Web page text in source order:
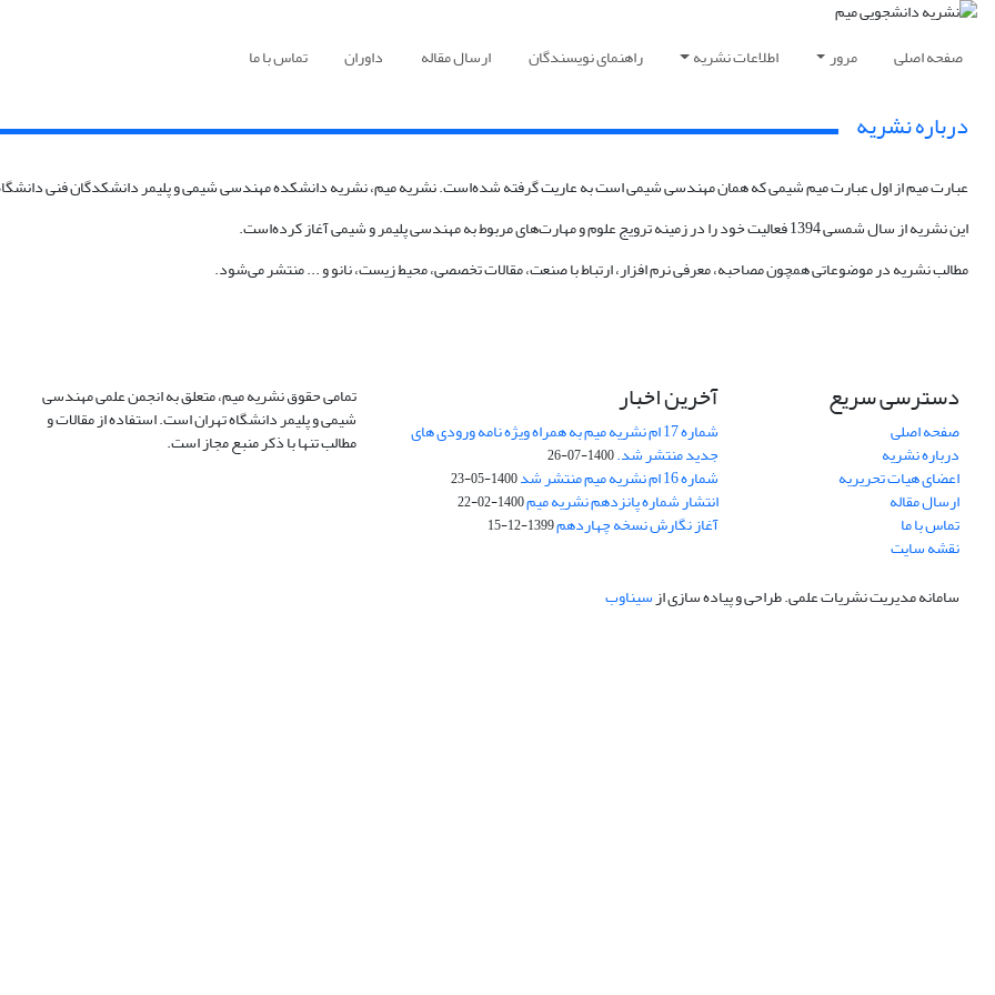
صفحه اصلی مرور اطلاعات نشریه راهنمای نویسندگان ارسال مقاله داوران تماس با ما
درباره نشریه
عبارت میم از اول عبارت میم شیمی که همان مهندسی شیمی است به عاریت گرفته‌ شده‌است. نشریه میم، نشریه دانشکده مهندسی شیمی و پلیمر دانشکدگان فنی
این نشریه از سال شمسی 1394 فعالیت خود را در زمینه ترویج علوم و مهارت‌های مربوط به مهندسی پلیمر و شیمی آغاز کرده‌است.
مطالب نشریه در موضوعاتی همچون مصاحبه، معرفی نرم افزار، ارتباط با صنعت، مقالات تخصصی، محیط زیست، نانو و ... منتشر می‌شود.
دسترسی سریع
صفحه اصلی
درباره نشریه
اعضای هیات تحریریه
ارسال مقاله
تماس با ما
نقشه سایت
آخرین اخبار
شماره 17 ام نشریه میم به همراه ویژه نامه ورودی های
جدید منتشر شد.1400-07-26
شماره 16 ام نشریه میم منتشر شد 1400-05-23
انتشار شماره پانزدهم نشریه میم1400-02-22
آغاز نگارش نسخه چهاردهم1399-12-15
تمامی حقوق نشریه میم، متعلق به انجمن علمی مهندسی
شیمی و پلیمر دانشگاه تهران است. استفاده از مقالات و
مطالب تنها با ذکر منبع مجاز است.
سامانه مدیریت نشریات علمی.طراحی و پیاده سازی ازسیناوب